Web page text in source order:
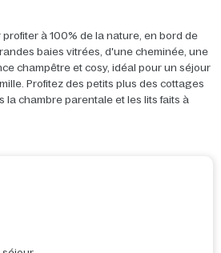
à 100% de la nature, en bord de
baies vitrées, d'une cheminée, une
champêtre et cosy, idéal pour un séjour
Profitez des petits plus des cottages
la chambre parentale et les lits faits à